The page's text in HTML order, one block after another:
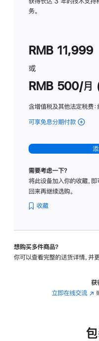
务。
RMB 11,999
或
RMB 500/月
含增值税及其他法定税费
可享免息分期付款 (Studio
-
标
璃
转
的
需要考虑一下？
将此设备加入你的收藏，
回来再继续选购。
收藏
想购买多件商品？
你可以查看完整的送货详情，并
获
立即在线交流 (在
中